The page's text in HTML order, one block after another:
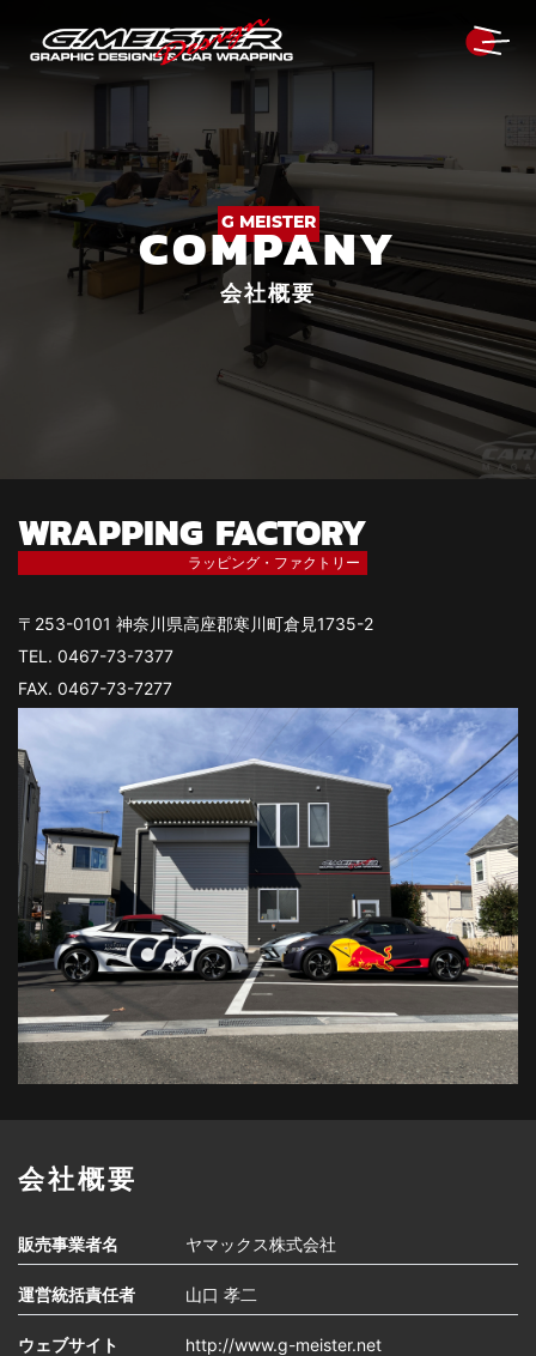
G MEISTER
COMPANY
会社概要
WRAPPING FACTORY
ラッピング・ファクトリー
〒253-0101 神奈川県高座郡寒川町倉見1735-2
TEL. 0467-73-7377
FAX. 0467-73-7277
会社概要
販売事業者名 ヤマックス株式会社
運営統括責任者 山口 孝二
ウェブサイト http://www.g-meister.net